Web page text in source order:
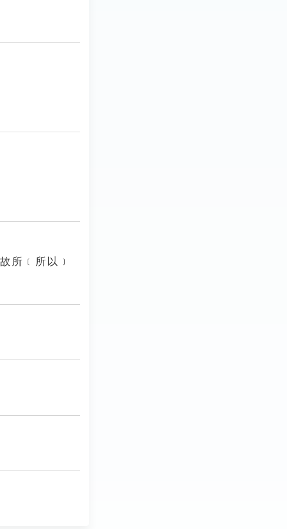
所﹝所以﹞